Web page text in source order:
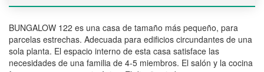
BUNGALOW 122 es una casa de tamaño más pequeño, para
parcelas estrechas. Adecuada para edificios circundantes de una
sola planta. El espacio interno de esta casa satisface las
necesidades de una familia de 4-5 miembros. El salón y la cocina